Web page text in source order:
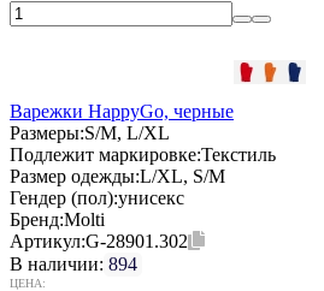
Варежки HappyGo, черные
Размеры:S/M, L/XL
Подлежит маркировке:Текстиль
Размер одежды:L/XL, S/M
Гендер (пол):унисекс
Бренд:Molti
Артикул:G-28901.302
В наличии: 894
ЦЕНА: